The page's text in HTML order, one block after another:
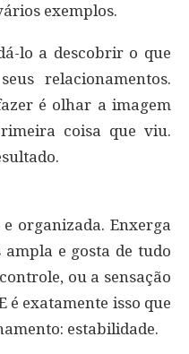
exemplos.
lo a descobrir o que
relacionamentos.
é olhar a imagem
coisa que viu.
organizada. Enxerga
e gosta de tudo
ou a sensação
é exatamente isso que
estabilidade.